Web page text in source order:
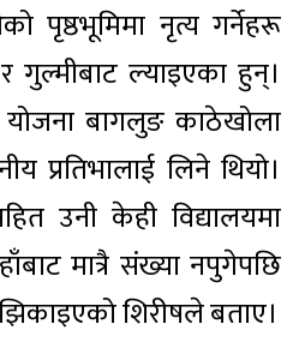
पृष्ठभूमिमा नृत्य गर्नेहरू
गुल्मीबाट ल्याइएका हुन्।
योजना बागलुङ काठेखोला
प्रतिभालाई लिने थियो।
उनी केही विद्यालयमा
मात्रै संख्या नपुगेपछि
शिरीषले बताए।